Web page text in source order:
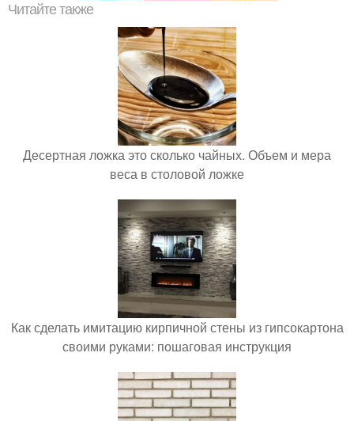
Читайте также
Десертная ложка это сколько чайных. Объем и мера
веса в столовой ложке
Как сделать имитацию кирпичной стены из гипсокартона
своими руками: пошаговая инструкция